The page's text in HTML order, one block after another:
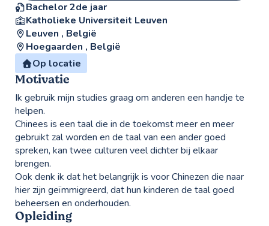
Bachelor 2de jaar
Katholieke Universiteit Leuven
Leuven , België
Hoegaarden , België
Op locatie
Motivatie
Ik gebruik mijn studies graag om anderen een handje te
helpen.
Chinees is een taal die in de toekomst meer en meer
gebruikt zal worden en de taal van een ander goed
spreken, kan twee culturen veel dichter bij elkaar
brengen.
Ook denk ik dat het belangrijk is voor Chinezen die naar
hier zijn geïmmigreerd, dat hun kinderen de taal goed
beheersen en onderhouden.
Opleiding